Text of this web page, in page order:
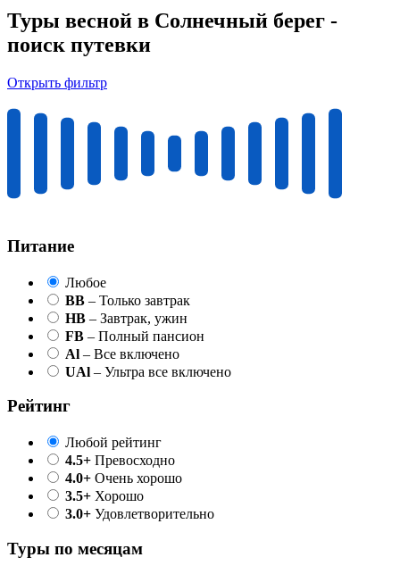
Туры весной в Солнечный берег -
поиск путевки
Открыть фильтр
Питание
Любое
BB – Только завтрак
HB – Завтрак, ужин
FB – Полный пансион
Al – Все включено
UAl – Ультра все включено
Рейтинг
Любой рейтинг
4.5+ Превосходно
4.0+ Очень хорошо
3.5+ Хорошо
3.0+ Удовлетворительно
Туры по месяцам